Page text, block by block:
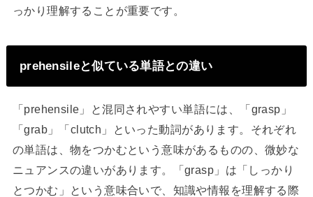
っかり理解することが重要です。
prehensileと似ている単語との違い
「prehensile」と混同されやすい単語には、「grasp」
「grab」「clutch」といった動詞があります。それぞれ
の単語は、物をつかむという意味があるものの、微妙な
ニュアンスの違いがあります。「grasp」は「しっかり
とつかむ」という意味合いで、知識や情報を理解する際